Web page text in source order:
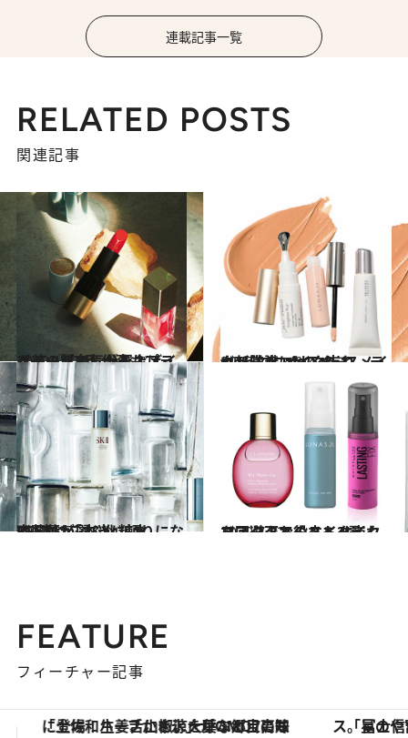
連載記事一覧
RELATED POSTS
関連記事
2020.10.29
【美の賢者】が選ぶメイクアップ7品 仕事もプライベートも気分を上げる！
ビューティ＆ヘルス 2020.8.8
with コロナのベースメイク新常識 メイク崩れ、テカリ防止にはこれ！
ビューティ＆ヘルス
2017.3.7
齋藤薫が選ぶ化粧水BEST12「本当に頼りになる1本はこれ！」
ビューティ＆ヘルス 2020.7.22
マスク下でのメイク崩れを回避！お役立ちメイクフィックスミスト3選
ビューティ＆ヘルス
FEATURE
フィーチャー記事
「星のや富士」でデジタルデトックス。冨士信仰の歴史を辿り、心身を調える。 【銀座で出合う最旬美容】美髪ケアや上質